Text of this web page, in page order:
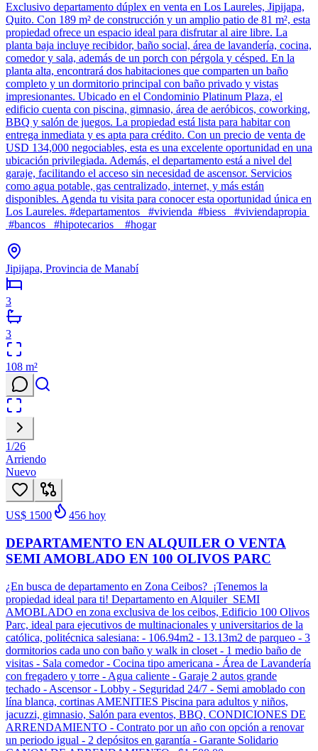
Exclusivo departamento dúplex en venta en Los Laureles, Jipijapa,
Quito. Con 189 m² de construcción y un amplio patio de 81 m², esta
propiedad ofrece un espacio ideal para disfrutar al aire libre. La
planta baja incluye recibidor, baño social, área de lavandería, cocina,
comedor y sala, además de un porch con pérgola y césped. En la
planta alta, encontrará dos habitaciones que comparten un baño
completo y un dormitorio principal con baño privado y vistas
impresionantes. Ubicado en el Condominio Platinum Plaza, el
edificio cuenta con piscina, gimnasio, área de aeróbicos, coworking,
BBQ y salón de juegos. La propiedad está lista para habitar con
entrega inmediata y es apta para crédito. Con un precio de venta de
USD 134,000 negociables, esta es una excelente oportunidad en una
ubicación privilegiada. Además, el departamento está a nivel del
garaje, facilitando el acceso sin necesidad de ascensor. Servicios
como agua potable, gas centralizado, internet, y más están
disponibles. Agenda tu visita para conocer esta oportunidad única en
Los Laureles. #departamentos #vivienda #biess #viviendapropia
#bancos #hipotecarios #hogar
Jipijapa, Provincia de Manabí
3
3
108 m²
1/26
Arriendo
Nuevo
US$ 1500 456 hoy
DEPARTAMENTO EN ALQUILER O VENTA
SEMI AMOBLADO EN 100 OLIVOS PARC
¿En busca de departamento en Zona Ceibos? ¡Tenemos la
propiedad ideal para ti! Departamento en Alquiler SEMI
AMOBLADO en zona exclusiva de los ceibos, Edificio 100 Olivos
Parc, ideal para ejecutivos de multinacionales y universitarios de la
católica, politécnica salesiana: - 106.94m2 - 13.13m2 de parqueo - 3
dormitorios cada uno con baño y walk in closet - 1 medio baño de
visitas - Sala comedor - Cocina tipo americana - Área de Lavandería
con fregadero y torre - Agua caliente - Garaje 2 autos grande
techado - Ascensor - Lobby - Seguridad 24/7 - Semi amoblado con
lína blanca, cortinas AMENITIES Piscina para adultos y niños,
jacuzzi, gimnasio, Salón para eventos, BBQ. CONDICIONES DE
ARRENDAMIENTO - Contrato por un año con opción a renovar
un periodo igual - 2 depósitos en garantía - Garante Solidario